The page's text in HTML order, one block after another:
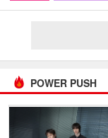
POWER PUSH